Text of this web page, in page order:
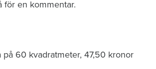
för en kommentar.
60 kvadratmeter, 47,50 kronor